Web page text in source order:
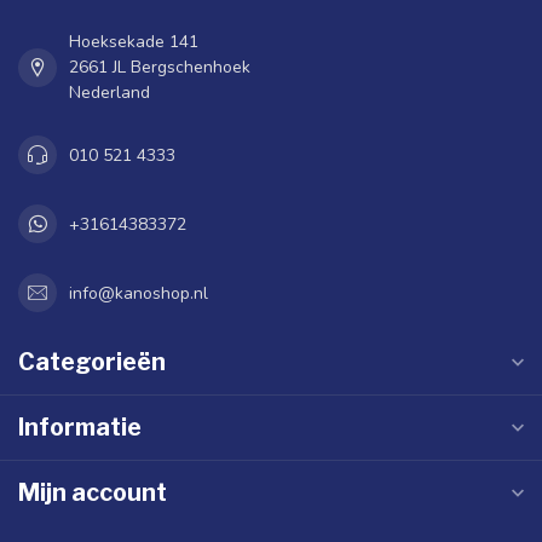
Hoeksekade 141
2661 JL Bergschenhoek
Nederland
010 521 4333
+31614383372
info@kanoshop.nl
Categorieën
Informatie
Mijn account